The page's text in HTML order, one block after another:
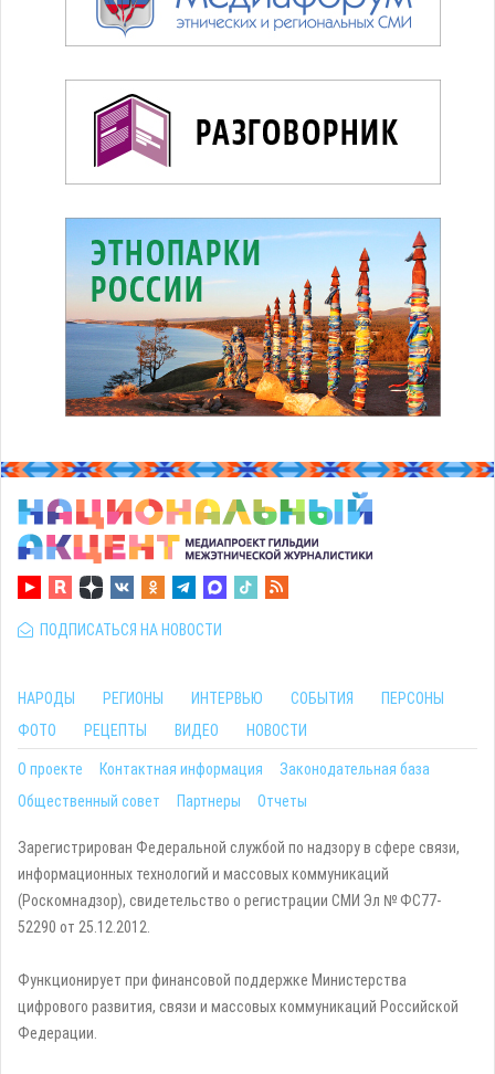
ПОДПИСАТЬСЯ НА НОВОСТИ
НАРОДЫ РЕГИОНЫ ИНТЕРВЬЮ СОБЫТИЯ
ПЕРСОНЫ
ФОТО
РЕЦЕПТЫ ВИДЕО НОВОСТИ
О проекте Контактная информация
Законодательная база
Общественный совет
Партнеры Отчеты
Зарегистрирован Федеральной службой по надзору в сфере связи,
информационных технологий и массовых коммуникаций
(Роскомнадзор), свидетельство о регистрации СМИ Эл № ФС77-
52290 от 25.12.2012.
Функционирует при финансовой поддержке Министерства
цифрового развития, связи и массовых коммуникаций Российской
Федерации.